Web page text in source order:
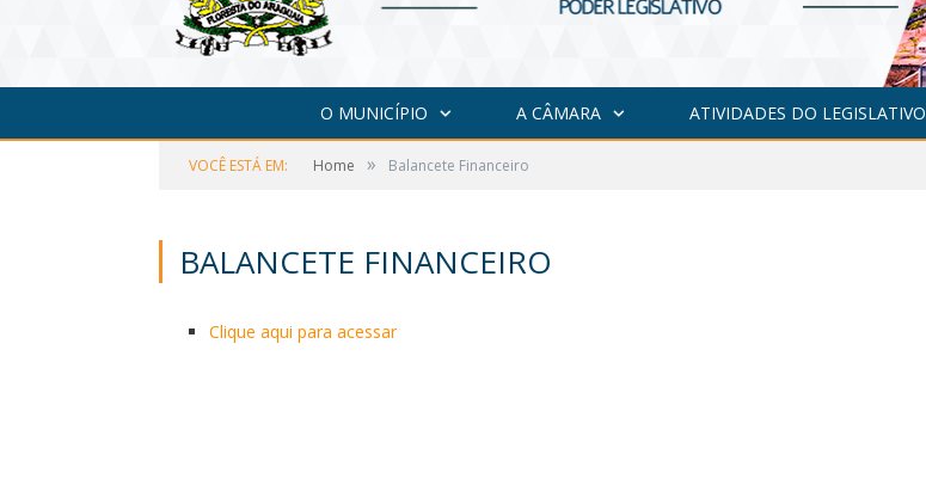
O MUNICÍPIO A CÂMARA ATIVIDADES DO LEGISLATIVO
VOCÊ ESTÁ EM: Home » Balancete Financeiro
BALANCETE FINANCEIRO
Clique aqui para acessar